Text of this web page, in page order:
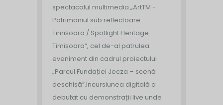
spectacolul multimedia „ArtTM -
Patrimoniul sub reflectoare
Timișoara / Spotlight Heritage
Timișoara”, cel de-al patrulea
eveniment din cadrul proiectului
„Parcul Fundației Jecza – scenă
deschisă”.Incursiunea digitală a
debutat cu demonstrații live unde